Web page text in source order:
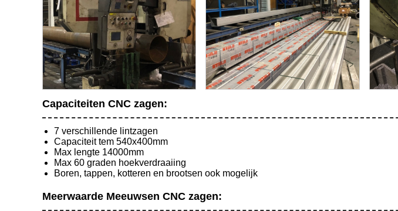
Capaciteiten CNC zagen:
7 verschillende lintzagen
Capaciteit tem 540x400mm
Max lengte 14000mm
Max 60 graden hoekverdraaiing
Boren, tappen, kotteren en brootsen ook mogelijk
Meerwaarde Meeuwsen CNC zagen: